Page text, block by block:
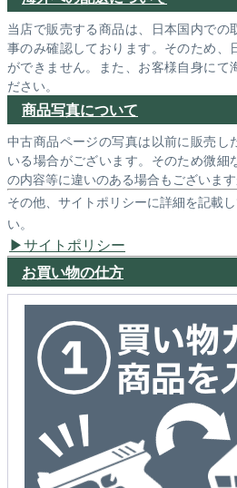
当店で販売する商品は、日本国内での
事のみ確認しております。そのため、
ができません。また、お客様自身にて
ださい。
商品写真について
中古商品ページの写真は以前に販売し
いる場合がございます。そのため微細
の内容等に違いのある場合もございます
その他、サイトポリシーに詳細を記載
い。
サイトポリシー
お買い物の仕方